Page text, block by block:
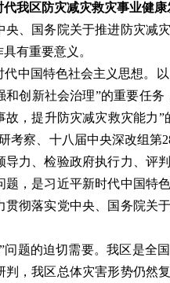
我区防灾减灾救灾事业健
国务院关于推进防灾减灾
有重要意义。
国特色社会主义思想。以
和创新社会治理”的重要任
，提升防灾减灾救灾能力
考察、十八届中央深改组
力、检验政府执行力、评
题，是习近平新时代中国特
贯彻落实党中央、国务院关
的迫切需要。我区是全国
判，我区总体灾害形势仍然